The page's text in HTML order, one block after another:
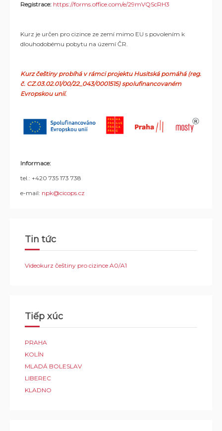
Registrace: https://forms.office.com/e/29mVQScRH3
Kurz je určen pro cizince ze zemí mimo EU s povolením k
dlouhodobému pobytu na území ČR.
Kurz češtiny probíhá v rámci projektu Husitská pomáhá (reg.
č. CZ.03.02.01/00/22_043/0001515) spolufinancovaném
Evropskou unií.
Informace:
tel.: +420 735 173 738
e-mail: npk@cicops.cz
Tin tức
Videokurz češtiny pro cizince A0/A1
Tiếp xúc
PRAHA
KOLÍN
MLADÁ BOLESLAV
LIBEREC
KLADNO